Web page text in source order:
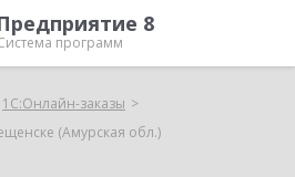
8
программ
1С:Онлайн-заказы
(Амурская обл.)